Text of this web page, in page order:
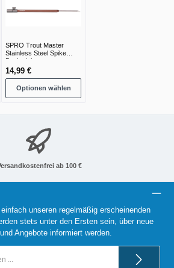
SPRO Trout Master
Stainless Steel Spike
Bankstick
14,99 €
Optionen wählen
ab 100 €
unseren regelmäßig erscheinenden
stets unter den Ersten sein, über neue
Angebote informiert werden.